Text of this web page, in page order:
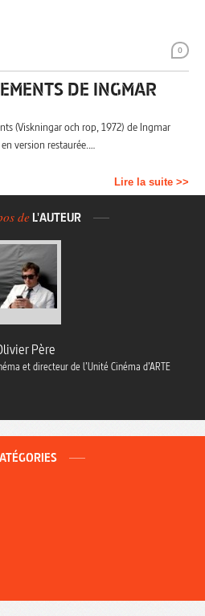
0
DE INGMAR
(Viskningar och rop, 1972) de Ingmar
version restaurée.…
Lire la suite >>
de L'AUTEUR
Père
et directeur de l’Unité Cinéma d’ARTE